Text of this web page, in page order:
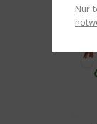
Nur